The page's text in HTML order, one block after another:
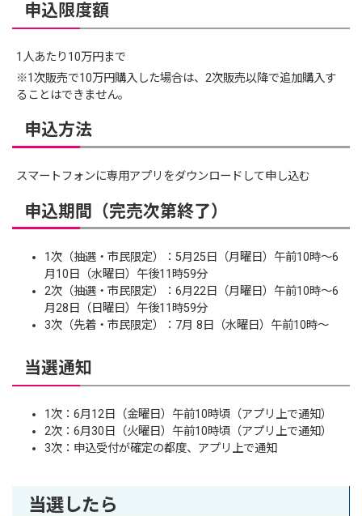
申込限度額
1人あたり10万円まで
※1次販売で10万円購入した場合は、2次販売以降で追加購入す
ることはできません。
申込方法
スマートフォンに専用アプリをダウンロードして申し込む
申込期間（完売次第終了）
1次（抽選・市民限定）：5月25日（月曜日）午前10時～6
月10日（水曜日）午後11時59分
2次（抽選・市民限定）：6月22日（月曜日）午前10時～6
月28日（日曜日）午後11時59分
3次（先着・市民限定）：7月 8日（水曜日）午前10時～
当選通知
1次：6月12日（金曜日）午前10時頃（アプリ上で通知）
2次：6月30日（火曜日）午前10時頃（アプリ上で通知）
3次：申込受付が確定の都度、アプリ上で通知
当選したら